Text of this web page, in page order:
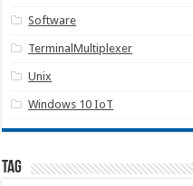
Software
TerminalMultiplexer
Unix
Windows 10 IoT
Tag